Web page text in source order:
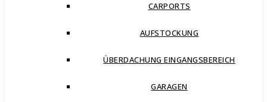
CARPORTS
AUFSTOCKUNG
ÜBERDACHUNG EINGANGSBEREICH
GARAGEN